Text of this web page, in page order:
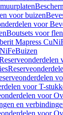
voor buizen
voor
Boutsets voor
Mapress
Buizen
voor T-
voor
en
voor